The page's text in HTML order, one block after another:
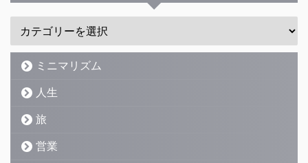
ミニマリズム
人生
旅
営業